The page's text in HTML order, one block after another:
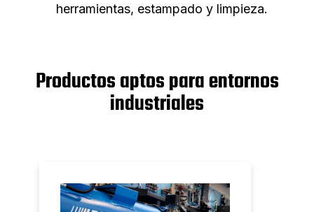
herramientas, estampado y limpieza.
Productos aptos para entornos
industriales